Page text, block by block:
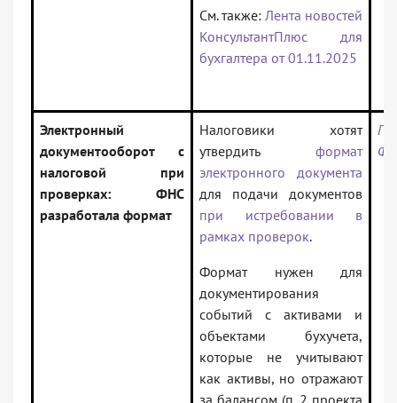
См. также: Лента новостей
КонсультантПлюс для
бухгалтера от 01.11.2025
Электронный
документооборот с
налоговой при
проверках: ФНС
разработала формат
Налоговики хотят
утвердить формат
электронного документа
для подачи документов
при истребовании в
рамках проверок.
Формат нужен для
документирования
событий с активами и
объектами бухучета,
которые не учитывают
как активы, но отражают